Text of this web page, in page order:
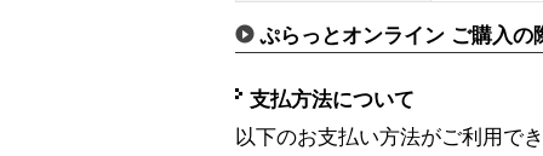
ぷらっとオンライン ご購入の
支払方法について
以下のお支払い方法がご利用で